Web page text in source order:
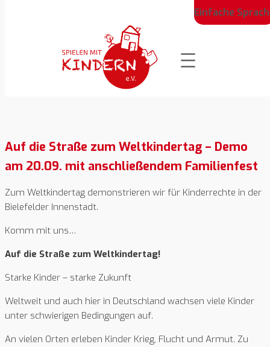
Einfache
Auf die Straße zum Weltkindertag – Demo
am 20.09. mit anschließendem Familienfest
Zum Weltkindertag demonstrieren wir für Kinderrechte in der
Bielefelder Innenstadt.
Komm mit uns…
Auf die Straße zum Weltkindertag!
Starke Kinder – starke Zukunft
Weltweit und auch hier in Deutschland wachsen viele Kinder
unter schwierigen Bedingungen auf.
An vielen Orten erleben Kinder Krieg, Flucht und Armut. Zu